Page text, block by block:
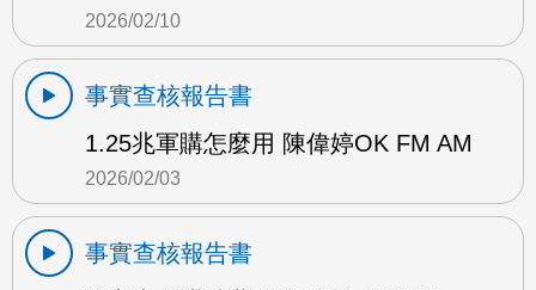
2026/02/10
事實查核報告書
1.25兆軍購怎麼用 陳偉婷OK FM AM
2026/02/03
事實查核報告書